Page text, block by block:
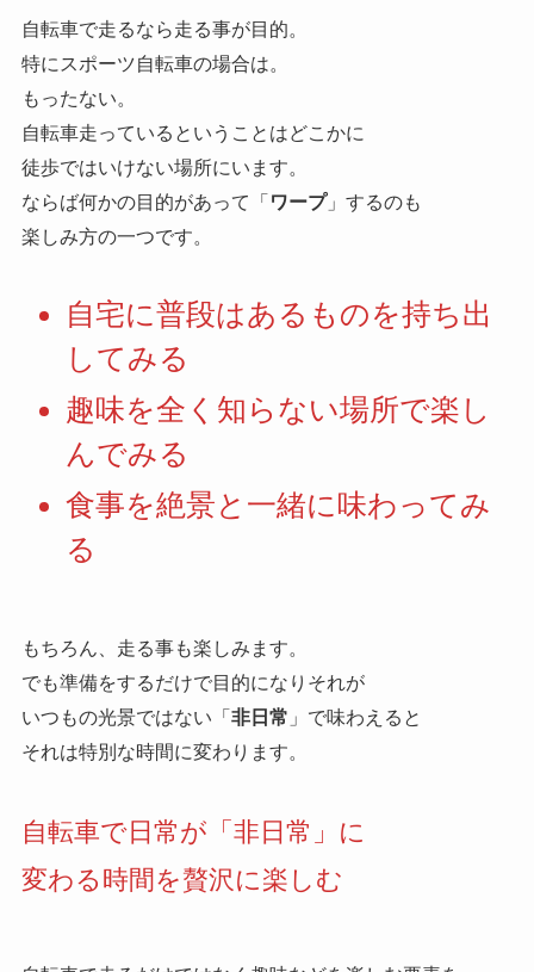
自転車で走るなら走る事が目的。
特にスポーツ自転車の場合は。
もったない。
自転車走っているということはどこかに
徒歩ではいけない場所にいます。
ならば何かの目的があって「ワープ」するのも
楽しみ方の一つです。
自宅に普段はあるものを持ち出
してみる
趣味を全く知らない場所で楽し
んでみる
食事を絶景と一緒に味わってみ
る
もちろん、走る事も楽しみます。
でも準備をするだけで目的になりそれが
いつもの光景ではない「 非日常 」で味わえると
それは特別な時間に変わります。
自転車で日常が「非日常」に
変わる時間を贅沢に楽しむ